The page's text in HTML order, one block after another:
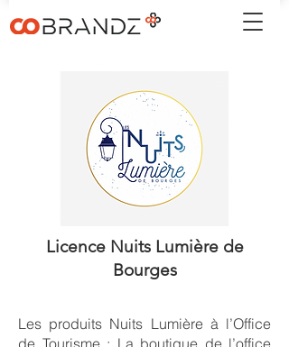
Licence Nuits Lumière de
Bourges
Les produits Nuits Lumière à l’Office
de Tourisme : La boutique de l’office